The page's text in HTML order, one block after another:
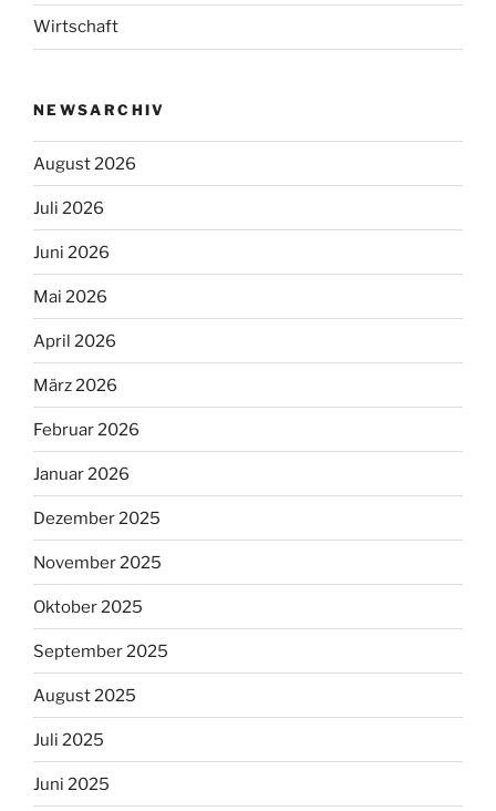
Wirtschaft
NEWSARCHIV
August 2026
Juli 2026
Juni 2026
Mai 2026
April 2026
März 2026
Februar 2026
Januar 2026
Dezember 2025
November 2025
Oktober 2025
September 2025
August 2025
Juli 2025
Juni 2025